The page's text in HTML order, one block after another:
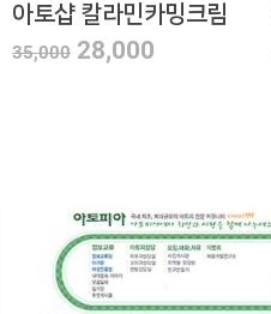
아토샵 칼라민카밍크림
35,000 28,000